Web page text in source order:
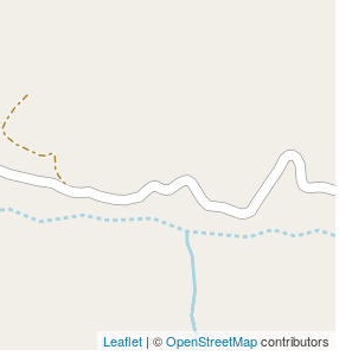
Leaflet | ©OpenStreetMapcontributors